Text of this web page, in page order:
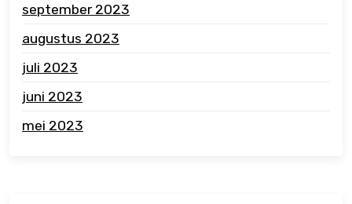
september 2023
augustus 2023
juli 2023
juni 2023
mei 2023